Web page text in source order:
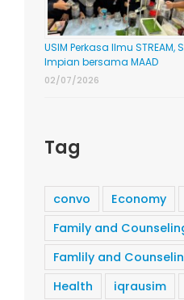
USIM Perkasa Ilmu
Impian bersama MAAD
02/07/2026
Tag
convo Economy
Family and
Famlily and
Health
iqrausim